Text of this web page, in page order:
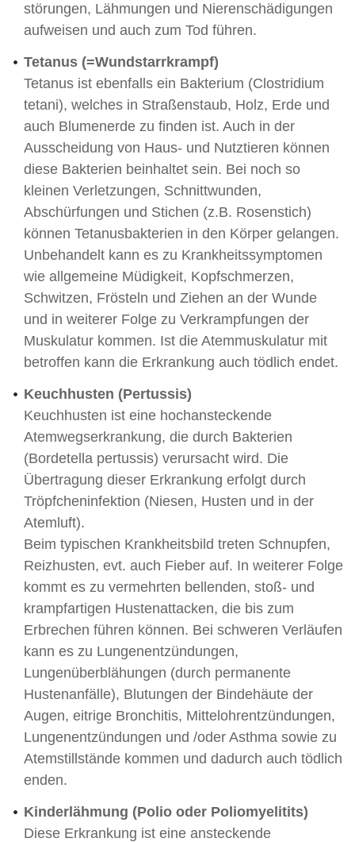
störungen, Lähmungen und Nierenschädigungen
aufweisen und auch zum Tod führen.
Tetanus (=Wundstarrkrampf)
Tetanus ist ebenfalls ein Bakterium (Clostridium
tetani), welches in Straßenstaub, Holz, Erde und
auch Blumenerde zu finden ist. Auch in der
Ausscheidung von Haus- und Nutztieren können
diese Bakterien beinhaltet sein. Bei noch so
kleinen Verletzungen, Schnittwunden,
Abschürfungen und Stichen (z.B. Rosenstich)
können Tetanusbakterien in den Körper gelangen.
Unbehandelt kann es zu Krankheitssymptomen
wie allgemeine Müdigkeit, Kopfschmerzen,
Schwitzen, Frösteln und Ziehen an der Wunde
und in weiterer Folge zu Verkrampfungen der
Muskulatur kommen. Ist die Atemmuskulatur mit
betroffen kann die Erkrankung auch tödlich endet.
Keuchhusten (Pertussis)
Keuchhusten ist eine hochansteckende
Atemwegserkrankung, die durch Bakterien
(Bordetella pertussis) verursacht wird. Die
Übertragung dieser Erkrankung erfolgt durch
Tröpfcheninfektion (Niesen, Husten und in der
Atemluft).
Beim typischen Krankheitsbild treten Schnupfen,
Reizhusten, evt. auch Fieber auf. In weiterer Folge
kommt es zu vermehrten bellenden, stoß- und
krampfartigen Hustenattacken, die bis zum
Erbrechen führen können. Bei schweren Verläufen
kann es zu Lungenentzündungen,
Lungenüberblähungen (durch permanente
Hustenanfälle), Blutungen der Bindehäute der
Augen, eitrige Bronchitis, Mittelohrentzündungen,
Lungenentzündungen und /oder Asthma sowie zu
Atemstillstände kommen und dadurch auch tödlich
enden.
Kinderlähmung (Polio oder Poliomyelitits)
Diese Erkrankung ist eine ansteckende